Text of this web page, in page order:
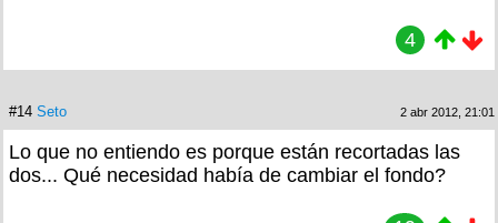
4
#14 Seto 2 abr 2012, 21:01
Lo que no entiendo es porque están recortadas las
dos... Qué necesidad había de cambiar el fondo?